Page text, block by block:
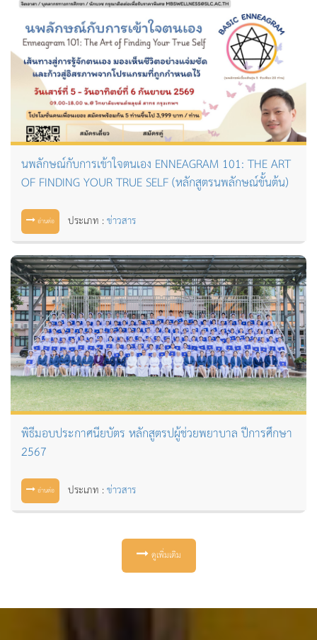
นพลักษณ์กับการเข้าใจตนเอง ENNEAGRAM 101: THE ART
OF FINDING YOUR TRUE SELF (หลักสูตรนพลักษณ์ขั้นต้น)
อ่านต่อ ประเภท :ข่าวสาร
พิธีมอบประกาศนียบัตร หลักสูตรปผู้ช่วยพยาบาล ปีการศึกษา
2567
อ่านต่อ ประเภท :ข่าวสาร
ดูเพิ่มเติม